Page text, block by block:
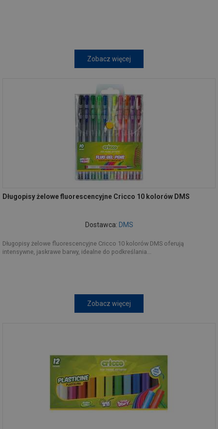
Zobacz więcej
Długopisy żelowe fluorescencyjne Cricco 10 kolorów DMS
Dostawca: DMS
Długopisy żelowe fluorescencyjne Cricco 10 kolorów DMS oferują
intensywne, jaskrawe barwy, idealne do podkreślania...
Zobacz więcej